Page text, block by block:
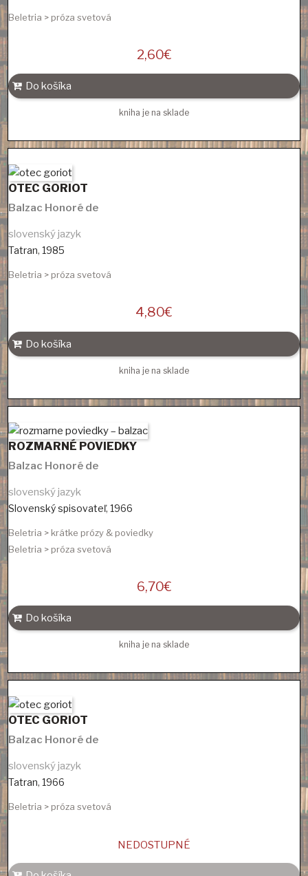
Beletria > próza svetová
2,60€
Do košíka
kniha je na sklade
OTEC GORIOT
Balzac Honoré de
slovenský jazyk
Tatran, 1985
Beletria > próza svetová
4,80€
Do košíka
kniha je na sklade
ROZMARNÉ POVIEDKY
Balzac Honoré de
slovenský jazyk
Slovenský spisovateľ, 1966
Beletria > krátke prózy & poviedky
Beletria > próza svetová
6,70€
Do košíka
kniha je na sklade
OTEC GORIOT
Balzac Honoré de
slovenský jazyk
Tatran, 1966
Beletria > próza svetová
NEDOSTUPNÉ